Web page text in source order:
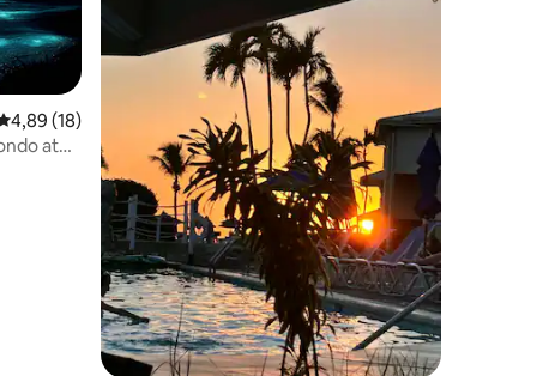
beoordeling van 4,89 uit 5, 18 recensies
4,89 (18)
at